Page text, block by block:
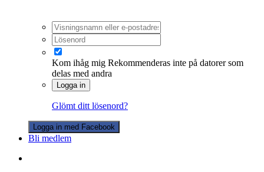
Kom ihåg mig Rekommenderas inte på datorer som
delas med andra
Logga in
Glömt ditt lösenord?
Logga in med Facebook
Bli medlem